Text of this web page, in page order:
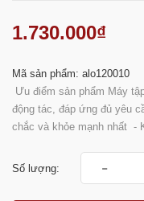
1.730.000₫
Mã sản phẩm: alo120010
Ưu điểm sản phẩm Máy
động tác, đáp ứng đủ yêu
chắc và khỏe mạnh nhất -
Số lượng: -